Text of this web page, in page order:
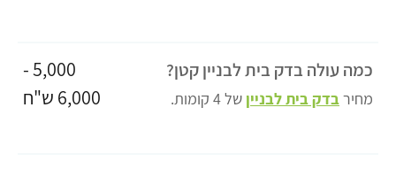
כמה עולה בדק בית לבניין קטן?
מחירבדק בית לבניין של 4 קומות.
5,000 -
6,000 ש"ח